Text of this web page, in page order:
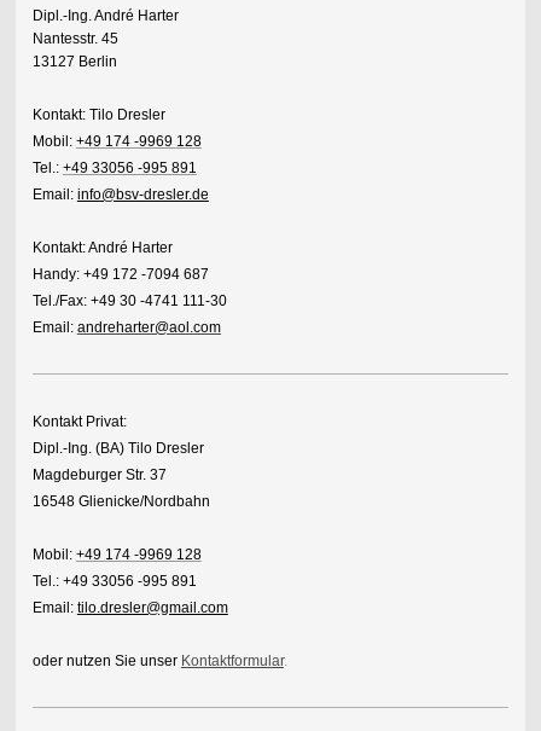
Dipl.-Ing. André Harter
Nantesstr. 45
13127 Berlin
Kontakt: Tilo Dresler
Mobil: +49 174 -9969 128
Tel.: +49 33056 -995 891
Email: info@bsv-dresler.de
Kontakt: André Harter
Handy: +49 172 -7094 687
Tel./Fax: +49 30 -4741 111-30
Email: andreharter@aol.com
Kontakt Privat:
Dipl.-Ing. (BA) Tilo Dresler
Magdeburger Str. 37
16548 Glienicke/Nordbahn
Mobil: +49 174 -9969 128
Tel.: +49 33056 -995 891
Email: tilo.dresler@gmail.com
oder nutzen Sie unser Kontaktformular.